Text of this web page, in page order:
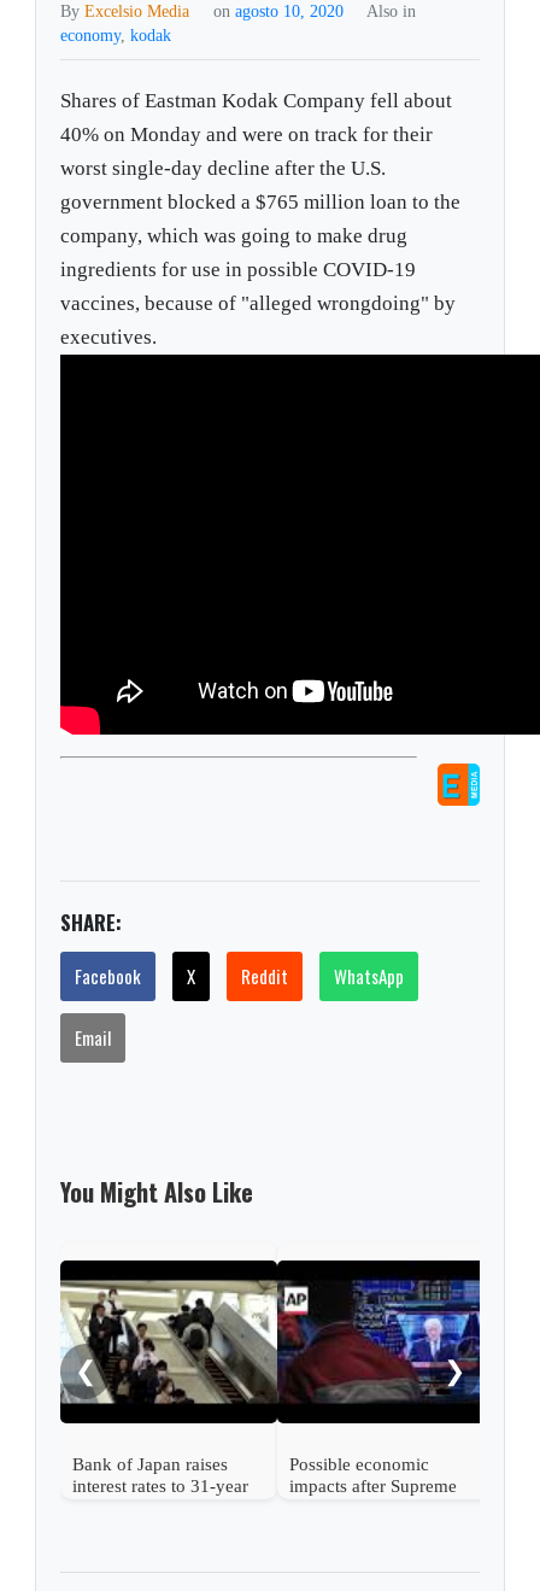
ByExcelsio Media on agosto 10, 2020
Also in
economy,kodak
Shares of Eastman Kodak Company fell about
40% on Monday and were on track for their
worst single-day decline after the U.S.
government blocked a $765 million loan to the
company, which was going to make drug
ingredients for use in possible COVID-19
vaccines, because of "alleged wrongdoing" by
executives.
SHARE:
Facebook X Reddit WhatsApp
Email
You Might Also Like
❮
Bank of Japan raises
interest rates to 31-year
Possible economic
impacts after Supreme
❯